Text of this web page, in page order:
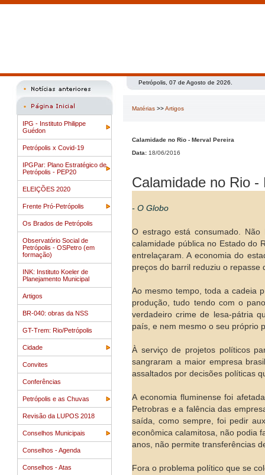
IPG - Instituto Philippe
Guédon
Petrópolis x Covid-19
IPGPar: Plano Estratégico de
Petrópolis - PEP20
ELEIÇÕES 2020
Frente Pró-Petrópolis
Os Brados de Petrópolis
Observatório Social de
Petrópolis - OSPetro (em
formação)
INK: Instituto Koeler de
Planejamento Municipal
Artigos
BR-040: obras da NSS
GT-Trem: Rio/Petrópolis
Cidade
Convites
Conferências
Petrópolis e as Chuvas
Revisão da LUPOS 2018
Conselhos Municipais
Conselhos - Agenda
Conselhos - Atas
Petrópolis, 07 de Agosto de 2026.
Matérias >>Artigos
Calamidade no Rio - Merval Pereira
Data: 18/06/2016
Calamidade no Rio -
- O Globo
O estrago está consumado.
calamidade pública no Estado do
entrelaçaram. A economia do
preços do barril reduziu o
Ao mesmo tempo, toda a cadeia
produção, tudo tendo com o
verdadeiro crime de lesa-pátria
país, e nem mesmo o seu próprio
À serviço de projetos políticos
sangraram a maior empresa
assaltados por decisões políticas
A economia fluminense foi
Petrobras e a falência das
saída, como sempre, foi pedir
econômica calamitosa, não podia
anos, não permite transferências
Fora o problema político que se